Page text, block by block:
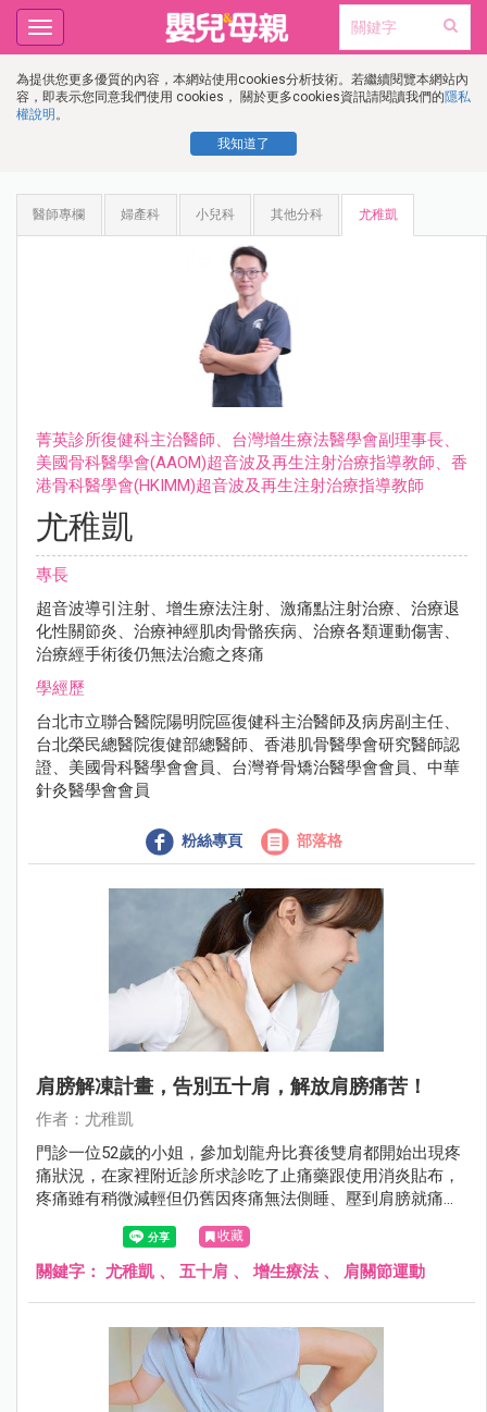
為提供您更多優質的內容，本網站使用cookies分析技術。若繼續閱覽本網站內
容，即表示您同意我們使用 cookies， 關於更多cookies資訊請閱讀我們的隱私
權說明 。
我知道了
Toggle
navigation
醫師專欄 婦產科 小兒科 其他分科 尤稚凱
菁英診所復健科主治醫師、台灣增生療法醫學會副理事長、
美國骨科醫學會(AAOM)超音波及再生注射治療指導教師、香
港骨科醫學會(HKIMM)超音波及再生注射治療指導教師
尤稚凱
專長
超音波導引注射、增生療法注射、激痛點注射治療、治療退
化性關節炎、治療神經肌肉骨骼疾病、治療各類運動傷害、
治療經手術後仍無法治癒之疼痛
學經歷
台北市立聯合醫院陽明院區復健科主治醫師及病房副主任、
台北榮民總醫院復健部總醫師、香港肌骨醫學會研究醫師認
證、美國骨科醫學會會員、台灣脊骨矯治醫學會會員、中華
針灸醫學會會員
粉絲專頁 部落格
肩膀解凍計畫，告別五十肩，解放肩膀痛苦！
作者：尤稚凱
門診一位52歲的小姐，參加划龍舟比賽後雙肩都開始出現疼
痛狀況，在家裡附近診所求診吃了止痛藥跟使用消炎貼布，
疼痛雖有稍微減輕但仍舊因疼痛無法側睡、壓到肩膀就痛
醒；肩膀也逐漸某些動作做不到，例如要晾衣服、穿脫衣服
等等，肩膀除了痛也整個卡住了！菁英診所復健科尤稚凱醫
師表示，該患者後來來求診經生理檢查及超音波檢查發現雙
收藏
關鍵字： 尤稚凱 、 五十肩 、 增生療法 、 肩關節運動